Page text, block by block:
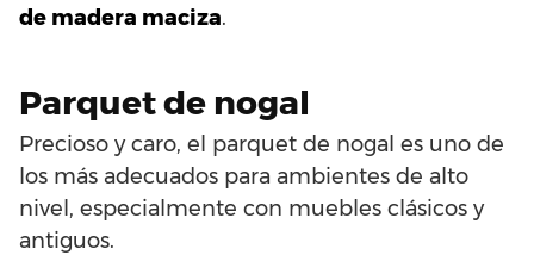
de madera maciza.
Parquet de nogal
Precioso y caro, el parquet de nogal es uno de
los más adecuados para ambientes de alto
nivel, especialmente con muebles clásicos y
antiguos.